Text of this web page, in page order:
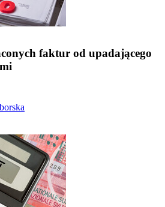
faktur od upadającego